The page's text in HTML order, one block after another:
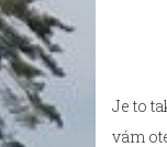
Je to
vám